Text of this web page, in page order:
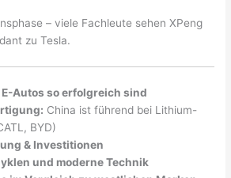
– viele Fachleute sehen XPeng
zu Tesla.
Autos so erfolgreich sind
China ist führend bei Lithium-
BYD)
& Investitionen
und moderne Technik